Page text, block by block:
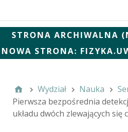
STRONA
NOWA STRONA:
Wydział Nauka
Pierwsza bezpośrednia
układu dwóch zlewających się